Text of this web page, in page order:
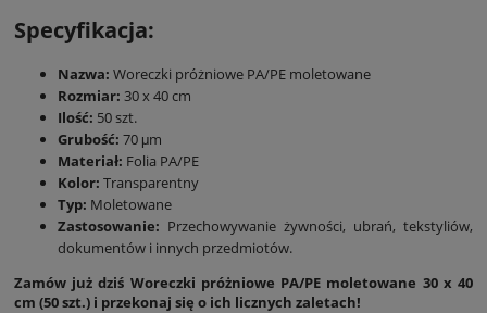
Specyfikacja:
Nazwa: Woreczki próżniowe PA/PE moletowane
Rozmiar: 30 x 40 cm
Ilość: 50 szt.
Grubość: 70 μm
Materiał: Folia PA/PE
Kolor: Transparentny
Typ: Moletowane
Zastosowanie: Przechowywanie żywności, ubrań, tekstyliów,
dokumentów i innych przedmiotów.
Zamów już dziś Woreczki próżniowe PA/PE moletowane 30 x 40
cm (50 szt.) i przekonaj się o ich licznych zaletach!